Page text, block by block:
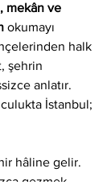
mekân ve
okumayı
halk
şehrin
anlatır.
İstanbul;
hâline gelir.
gezmek